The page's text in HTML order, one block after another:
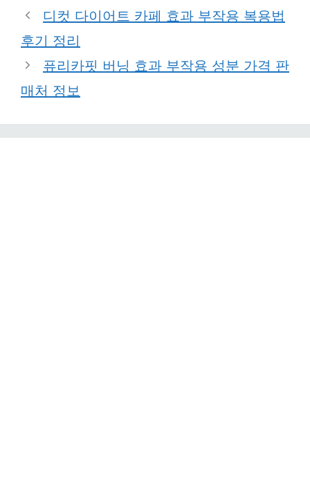
디컷 다이어트 카페 효과 부작용 복용법
후기 정리
퓨리카핏 버닝 효과 부작용 성분 가격 판
매처 정보